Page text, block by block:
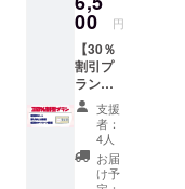
う画像
・感謝
のメッ
セージ
動画 ご
支援い
ただい
た資金
は大切
に使わ
00 円
【30％
割引プ
ラン】
〇店舗
でお会
計をす
る際に
30％割
支援
者：
4人
お届
け予